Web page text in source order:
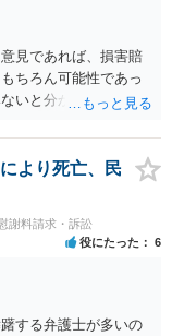
見であれば、損害賠
ちろん可能性であっ
いと分かりません
響があれば休業損害
より死亡、民
謝料請求・訴訟
役にたった 6
する弁護士が多いの